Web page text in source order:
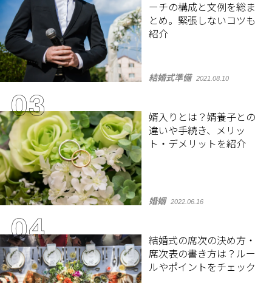
ーチの構成と文例を総ま
とめ。緊張しないコツも
紹介
結婚式準備 2021.08.10
婿入りとは？婿養子との
違いや手続き、メリッ
ト・デメリットを紹介
婚姻 2022.06.16
結婚式の席次の決め方・
席次表の書き方は？ルー
ルやポイントをチェック